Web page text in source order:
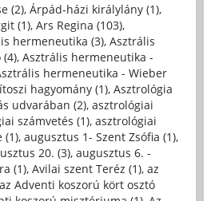
(2), Árpád-házi királylány (1),
(1), Ars Regina (103),
hermeneutika (3), Asztrális
, Asztrális hermeneutika -
hermeneutika - Wieber
hagyomány (1), Asztrológia
udvarában (2), asztrológiai
számvetés (1), asztrológiai
(1), augusztus 1- Szent Zsófia (1),
20. (3), augusztus 6. -
(1), Avilai szent Teréz (1), az
az Adventi koszorú kört osztó